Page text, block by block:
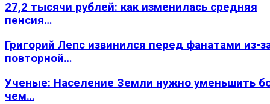
27,2 тысячи рублей: как изменилась средняя
пенсия…
Григорий Лепс извинился перед фанатами из-
повторной…
Ученые: Население Земли нужно уменьшить
чем…